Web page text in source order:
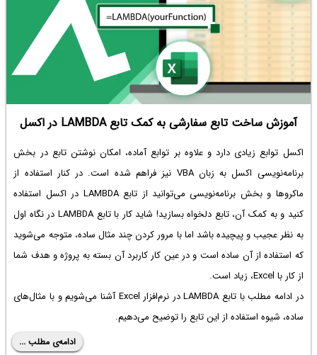
آموزش ساخت تابع سفارشی به کمک تابع LAMBDA در اکسل
اکسل توابع زیادی دارد و علاوه بر توابع آماده، امکان نوشتن تابع در بخش
برنامه‌نویسی اکسل به زبان VBA نیز فراهم شده است. در کنار استفاده از
ماکروها و بخش برنامه‌نویسی می‌توانید از تابع LAMBDA در اکسل
استفاده
کنید و به کمک آن، تابع دلخواه بسازید! شاید کار با تابع LAMBDA در نگاه اول
به نظر عجیب و پیچیده باشد اما با مرور کردن چند مثال ساده، متوجه می‌شوید
که استفاده از آن ساده است و در عین کار کاربرد آن بسته به پروژه و هدف شما
از کار با Excel، زیاد است.
در ادامه مطلب با تابع LAMBDA در نرم‌افزار Excel آشنا می‌شویم و با مثال‌های
ساده،‌ شیوه استفاده از این تابع را توضیح می‌دهیم.
ادامه‌ی مطلب ...